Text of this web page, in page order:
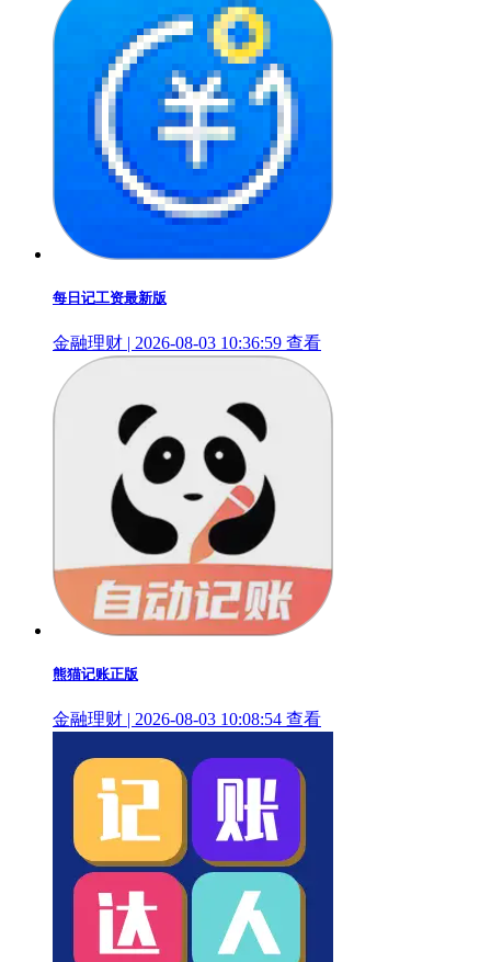
每日记工资最新版
金融理财 | 2026-08-03 10:36:59 查看
熊猫记账正版
金融理财 | 2026-08-03 10:08:54 查看